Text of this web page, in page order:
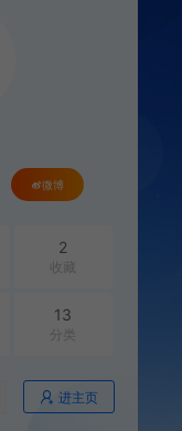
微博
2
收藏
13
分类
进主页